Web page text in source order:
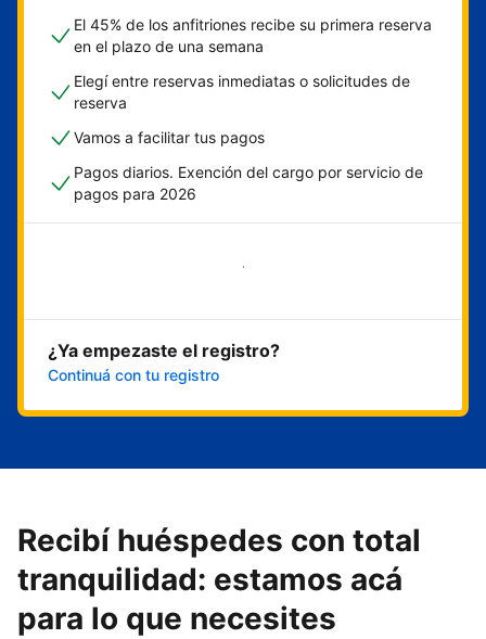
El 45% de los anfitriones recibe su primera reserva
en el plazo de una semana
Elegí entre reservas inmediatas o solicitudes de
reserva
Vamos a facilitar tus pagos
Pagos diarios. Exención del cargo por servicio de
pagos para 2026
Empezar ahora
¿Ya empezaste el registro?
Continuá con tu registro
Recibí huéspedes con total
tranquilidad: estamos acá
para lo que necesites